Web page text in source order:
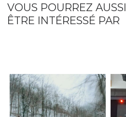
VOUS POURREZ AUSSI
ÊTRE INTÉRESSÉ PAR